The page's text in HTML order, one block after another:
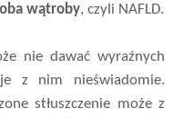
wątroby, czyli NAFLD.
nie dawać wyraźnych
z nim nieświadomie.
stłuszczenie może z